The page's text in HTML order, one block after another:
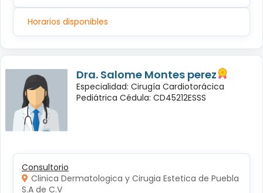
Horarios disponibles
Dra. Salome Montes perez
Especialidad: Cirugía Cardiotorácica
Pediátrica Cédula: CD45212ESSS
Consultorio
Clinica Dermatologica y Cirugia Estetica de Puebla
S.A de C.V